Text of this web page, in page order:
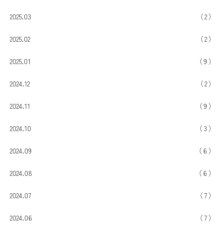
2025.03 2
2025.02 2
2025.01 9
2024.12 2
2024.11 9
2024.10 3
2024.09 6
2024.08 6
2024.07 7
2024.06 7